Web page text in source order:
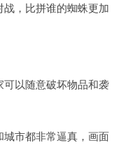
，比拼谁的蜘蛛更加
可以随意破坏物品和袭
城市都非常逼真，画面